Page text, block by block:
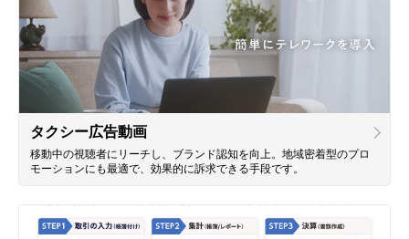
タクシー広告動画
移動中の視聴者にリーチし、ブランド認知を向上。地域密着型のプロ
モーションにも最適で、効果的に訴求できる手段です。